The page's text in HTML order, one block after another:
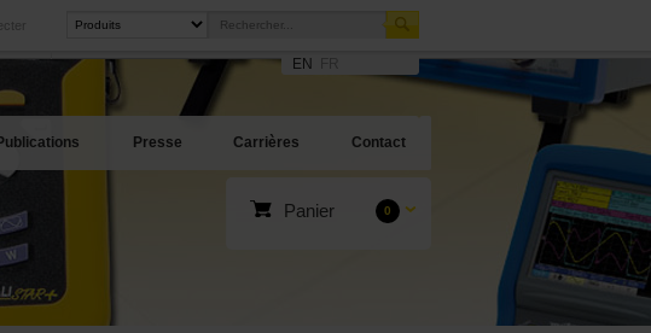
EN
Presse Carrières Contact
Panier 0